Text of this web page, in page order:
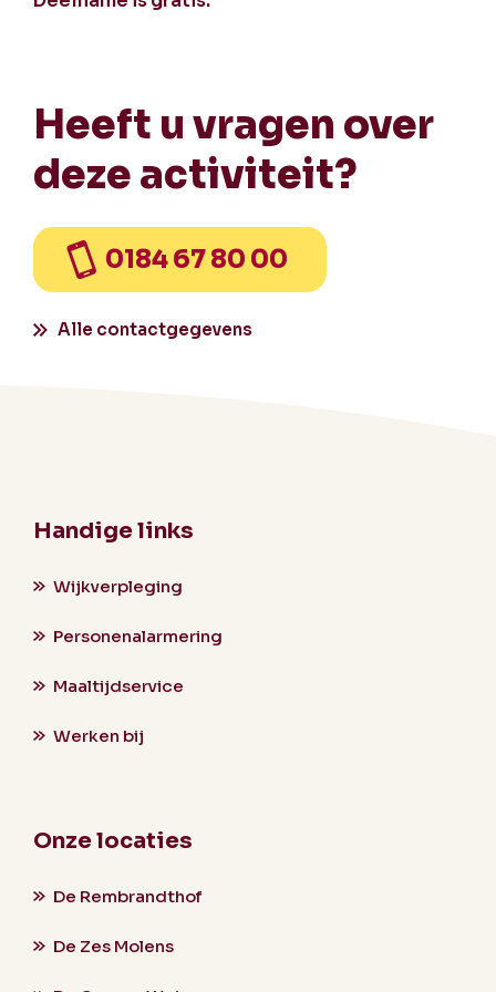
Heeft u vragen over
deze activiteit?
0184 67 80 00
Alle contactgegevens
Handige links
Wijkverpleging
Personenalarmering
Maaltijdservice
Werken bij
Onze locaties
De Rembrandthof
De Zes Molens